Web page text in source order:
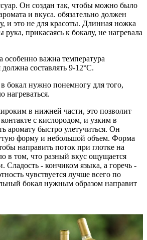
Он создан так, чтобы можно было
и вкуса. обязательно должен
и это не для красоты. Длинная ножка
прикасаясь к бокалу, не нагревала
особенно важна температура
составлять 9-12°C.
бокал нужно понемногу для того,
нагреваться.
в нижней части, это позволит
с кислородом, и узким в
аромату быстро улетучиться. Он
форму и небольшой объем. Форма
направить поток при глотке на
в том, что разный вкус ощущается
Сладость - кончиком языка, а горечь -
чувствуется лучше всего по
бокал нужным образом направит